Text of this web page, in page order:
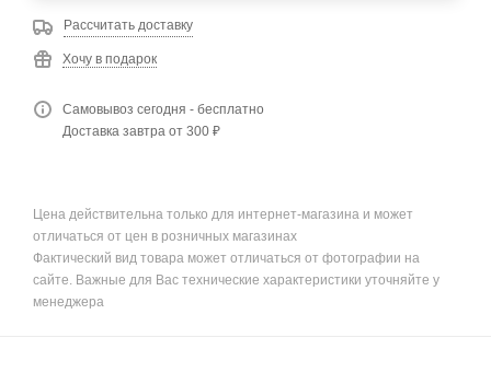
Рассчитать доставку
Хочу в подарок
Самовывоз сегодня - бесплатно
Доставка завтра от 300 ₽
Цена действительна только для интернет-магазина и может
отличаться от цен в розничных магазинах
Фактический вид товара может отличаться от фотографии на
сайте. Важные для Вас технические характеристики уточняйте у
менеджера